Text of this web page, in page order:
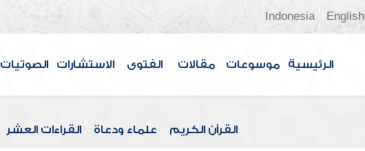
English
Indonesia
الرئيسية موسوعات مقالات الفتوى الاستشارات الصوتيات
القرآن الكريم علماء ودعاة القراءات العشر